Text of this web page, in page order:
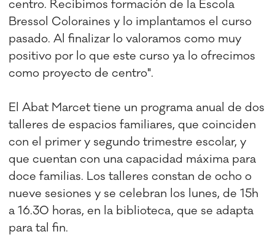
centro. Recibimos formación de la Escola
Bressol Coloraines y lo implantamos el curso
pasado. Al finalizar lo valoramos como muy
positivo por lo que este curso ya lo ofrecimos
como proyecto de centro".
El Abat Marcet tiene un programa anual de dos
talleres de espacios familiares, que coinciden
con el primer y segundo trimestre escolar, y
que cuentan con una capacidad máxima para
doce familias. Los talleres constan de ocho o
nueve sesiones y se celebran los lunes, de 15h
a 16.30 horas, en la biblioteca, que se adapta
para tal fin.